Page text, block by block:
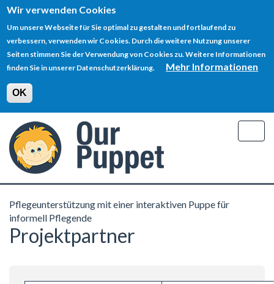
Wir verwenden Cookies
Um unsere Webseite für Sie optimal zu gestalten und fortlaufend zu
verbessern, verwenden wir Cookies. Durch die weitere Nutzung unserer
Seiten stimmen Sie der Verwendung von Cookies zu. Weitere Informationen
finden Sie in unserer Datenschutzerklärung.
Mehr Informationen
OK
zum
Inhalt
Pflegeunterstützung mit einer interaktiven Puppe für
informell Pflegende
Projektpartner